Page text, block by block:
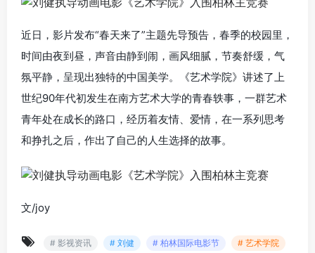
近日，影片发布“春天来了”主题先导预告，春季的校园里，
时间由夜到昼，声音由静到闹，画风细腻，节奏舒缓，气
氛平静，呈现出独特的中国美学。《艺术学院》讲述了上
世纪90年代初发生在南方艺术大学的青春轶事，一群艺术
青年处在成长的路口，经历着友情、爱情，在一系列思考
和挣扎之后，作出了自己的人生选择的故事。
文/joy
# 影视资讯 # 刘健 # 柏林国际电影节 # 艺术学院